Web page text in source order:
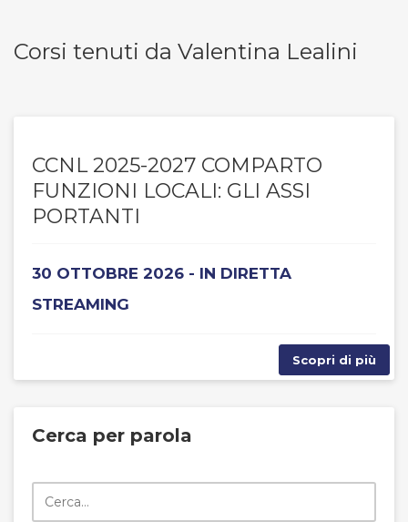
Corsi tenuti da Valentina Lealini
CCNL 2025-2027 COMPARTO
FUNZIONI LOCALI: GLI ASSI
PORTANTI
30 OTTOBRE 2026 - IN DIRETTA
STREAMING
Scopri di più
Cerca per parola